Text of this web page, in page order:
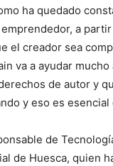
ha quedado
a partir
el creador sea
va a ayudar
de autor y
y eso es esencial
de
de Huesca, quien